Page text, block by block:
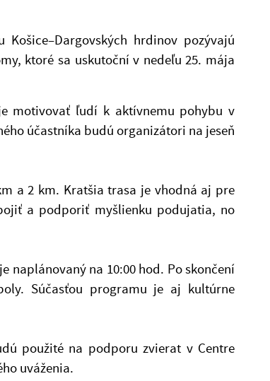
hrdinov pozývajú
ktoré sa uskutoční v nedeľu 25. mája
motivovať ľudí k aktívnemu pohybu v
účastníka budú organizátori na jeseň
a 2 km. Kratšia trasa je vhodná aj pre
a podporiť myšlienku podujatia, no
naplánovaný na 10:00 hod. Po skončení
Súčasťou programu je aj kultúrne
použité na podporu zvierat v Centre
uváženia.